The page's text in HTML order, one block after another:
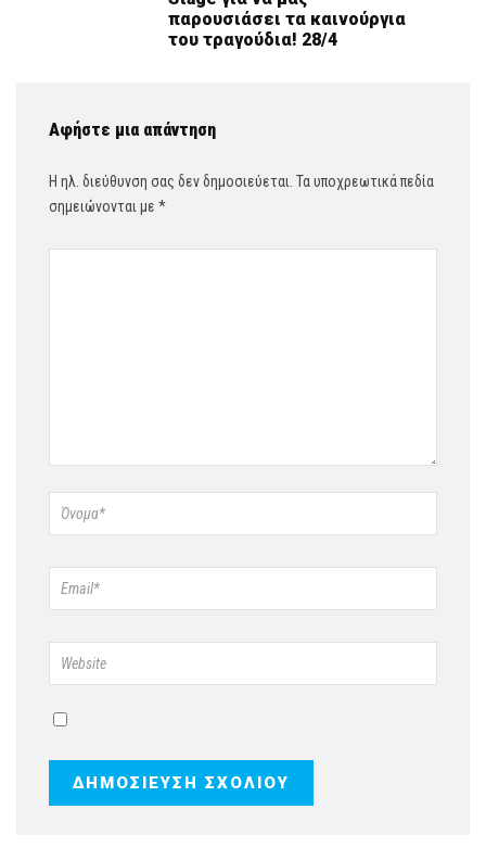
παρουσιάσει τα καινούργια
του τραγούδια! 28/4
Αφήστε μια απάντηση
Η ηλ. διεύθυνση σας δεν δημοσιεύεται. Τα υποχρεωτικά πεδία
σημειώνονται με *